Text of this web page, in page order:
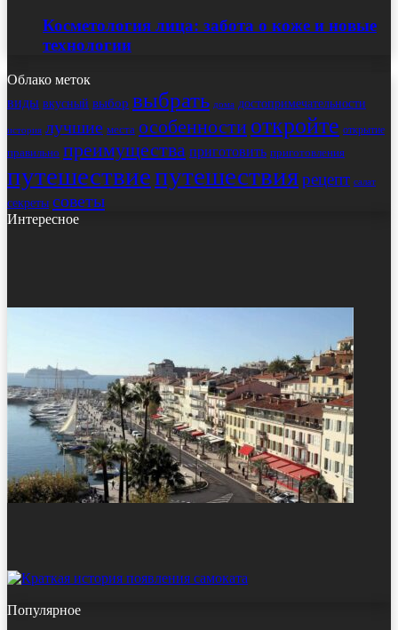
Косметология лица: забота о коже и новые
технологии
Облако меток
виды вкусный выбор выбрать дома достопримечательности
история лучшие места особенности откройте открытие
правильно преимущества приготовить приготовления
путешествиепутешествиярецепт салат
секреты советы
Интересное
Популярное